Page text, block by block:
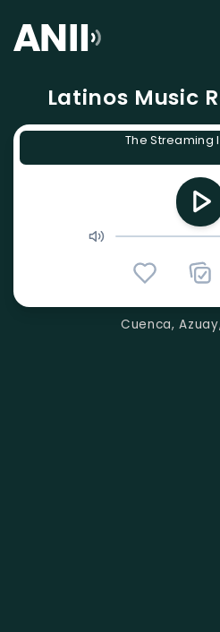
Latinos Music
The Streaming
Cuenca,